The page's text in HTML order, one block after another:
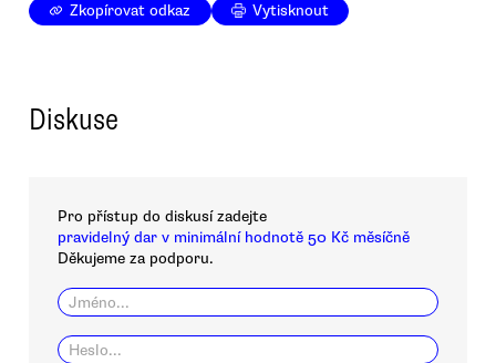
Zkopírovat odkaz Vytisknout
Diskuse
Pro přístup do diskusí zadejte
pravidelný dar v minimální hodnotě 50 Kč měsíčně
Děkujeme za podporu.